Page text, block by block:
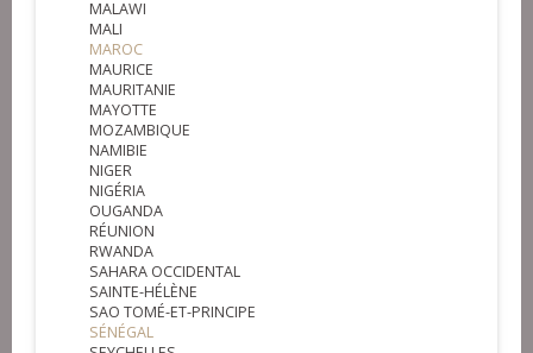
MALAWI
MALI
MAROC
MAURICE
MAURITANIE
MAYOTTE
MOZAMBIQUE
NAMIBIE
NIGER
NIGÉRIA
OUGANDA
RÉUNION
RWANDA
SAHARA OCCIDENTAL
SAINTE-HÉLÈNE
SAO TOMÉ-ET-PRINCIPE
SÉNÉGAL